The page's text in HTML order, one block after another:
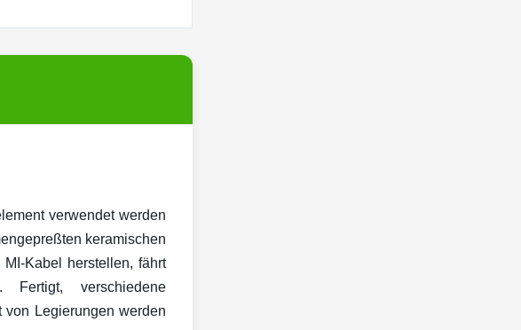
verwendet werden
keramischen
Kabel herstellen, fährt
verschiedene
Legierungen werden